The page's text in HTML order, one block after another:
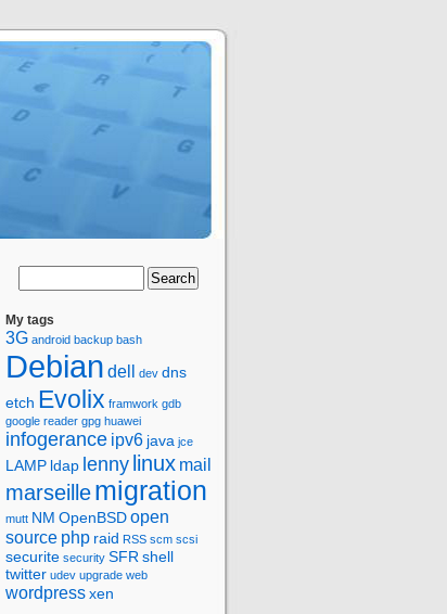
My tags
3G android backup bash
Debian dell dev dns
etch Evolix framwork gdb
google reader gpg huawei
infogerance ipv6 java jce
LAMP ldap lenny linux mail
marseillemigration
mutt NM OpenBSDopen
source php raid RSS scm scsi
securite security SFR shell
twitter udev upgrade web
wordpressxen